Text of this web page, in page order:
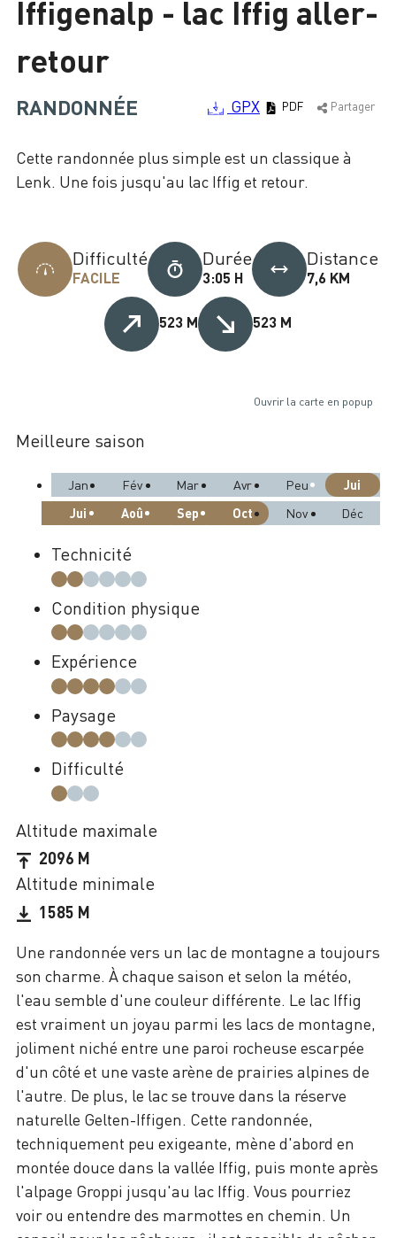
Chargement
Iffigenalp - lac Iffig aller-
retour
RANDONNÉE GPX PDF Partager
Cette randonnée plus simple est un classique à
Lenk. Une fois jusqu'au lac Iffig et retour.
Difficulté
FACILE
Durée
3:05 H
Distance
7,6 KM
523 M 523 M
Une randonnée vers un lac de montagne a toujours
son charme. À chaque saison et selon la météo,
l'eau semble d'une couleur différente. Le lac Iffig
est vraiment un joyau parmi les lacs de montagne,
joliment niché entre une paroi rocheuse escarpée
d'un côté et une vaste arène de prairies alpines de
l'autre. De plus, le lac se trouve dans la réserve
naturelle Gelten-Iffigen. Cette randonnée,
techniquement peu exigeante, mène d'abord en
montée douce dans la vallée Iffig, puis monte après
l'alpage Groppi jusqu'au lac Iffig. Vous pourriez
voir ou entendre des marmottes en chemin. Un
Ouvrir la carte en popup
Meilleure saison
Jan Fév Mar Avr Peu
Jui
Jui
Aoû Sep Oct Nov Déc
Technicité
Condition physique
Expérience
Paysage
Difficulté
Altitude maximale
2096 M
Altitude minimale
1585 M